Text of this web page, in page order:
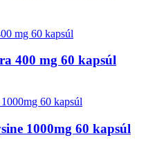
400 mg 60 kapsúl
1000mg 60 kapsúl